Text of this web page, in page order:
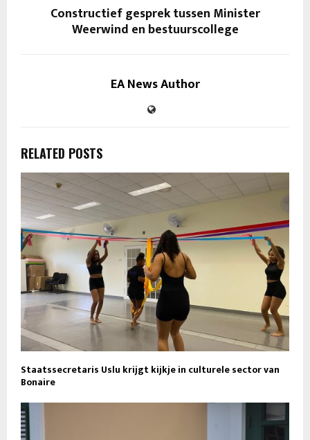
Constructief gesprek tussen Minister
Weerwind en bestuurscollege
EA News Author
RELATED POSTS
Staatssecretaris Uslu krijgt kijkje in culturele sector van
Bonaire